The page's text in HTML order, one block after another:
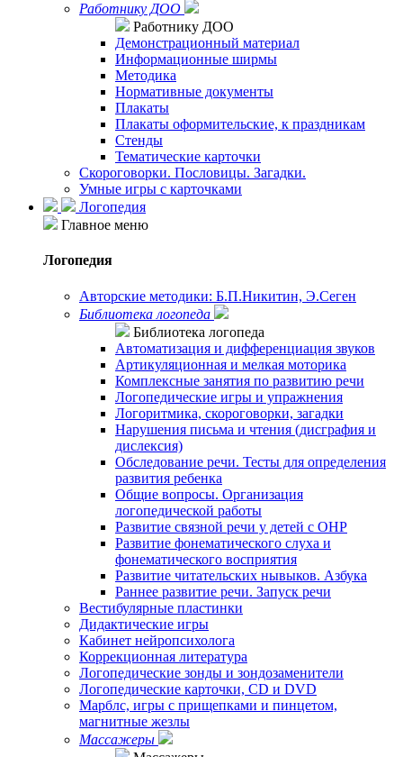
Работнику ДОО
Работнику ДОО
Демонстрационный материал
Информационные ширмы
Методика
Нормативные документы
Плакаты
Плакаты оформительские, к праздникам
Стенды
Тематические карточки
Скороговорки. Пословицы. Загадки.
Умные игры с карточками
Логопедия
Главное меню
Логопедия
Авторские методики: Б.П.Никитин, Э.Сеген
Библиотека логопеда
Библиотека логопеда
Автоматизация и дифференциация звуков
Артикуляционная и мелкая моторика
Комплексные занятия по развитию речи
Логопедические игры и упражнения
Логоритмика, скороговорки, загадки
Нарушения письма и чтения (дисграфия и
дислексия)
Обследование речи. Тесты для определения
развития ребенка
Общие вопросы. Организация
логопедической работы
Развитие связной речи у детей с ОНР
Развитие фонематического слуха и
фонематического восприятия
Развитие читательских нывыков. Азбука
Раннее развитие речи. Запуск речи
Вестибулярные пластинки
Дидактические игры
Кабинет нейропсихолога
Коррекционная литература
Логопедические зонды и зондозаменители
Логопедические карточки, CD и DVD
Марблс, игры с прищепками и пинцетом,
магнитные жезлы
Массажеры